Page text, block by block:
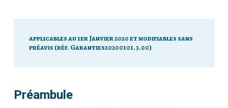
applicables au 1er Janvier 2020 et modifiables sans
préavis (réf. Garanties20200101.3.00)
Préambule